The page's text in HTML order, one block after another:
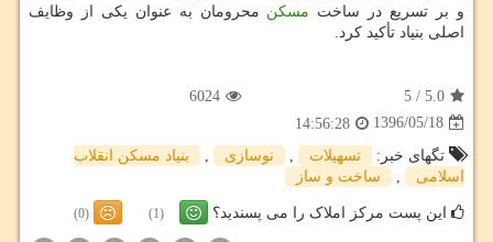
و بر تسریع در ساخت مسكن محرومان به عنوان یكی از وظایف
اصلی بنیاد تأكید كرد.
5.0
/
5
6024
1396/05/18
14:56:28
تگهای خبر:
تسهیلات , نوسازی ,
بنیاد مسكن انقلاب
اسلامی
, ساخت و ساز
این پست مرکز املاک را می پسندید؟ (1)
(0)